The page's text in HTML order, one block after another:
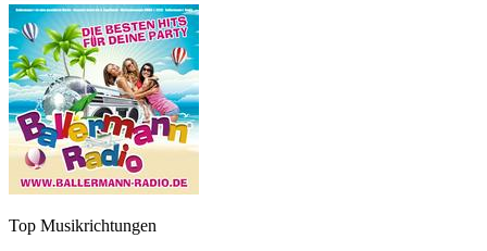
Top Musikrichtungen